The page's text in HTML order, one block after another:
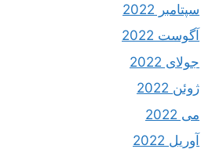
سپتامبر 2022
آگوست 2022
جولای 2022
ژوئن 2022
می 2022
آوریل 2022